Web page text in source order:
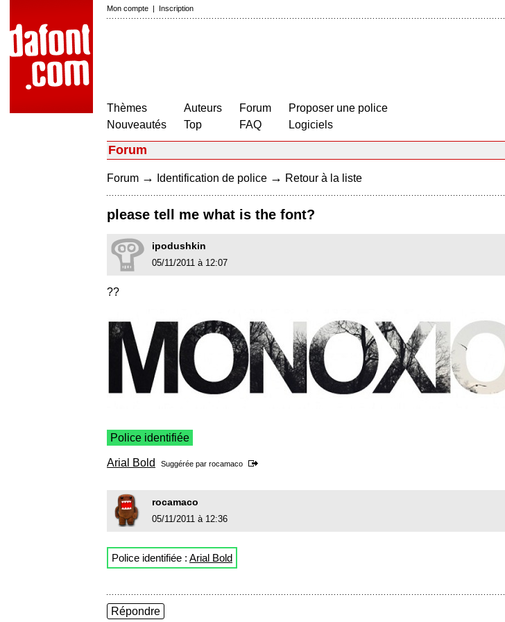
Mon compte | Inscription
Thèmes
Nouveautés
Auteurs
Top
Forum
FAQ
Proposer une police
Logiciels
Forum
Forum → Identification de police → Retour à la liste
please tell me what is the font?
ipodushkin
05/11/2011 à 12:07
??
Police identifiée
Arial Bold Suggérée par rocamaco
rocamaco
05/11/2011 à 12:36
Police identifiée : Arial Bold
Répondre